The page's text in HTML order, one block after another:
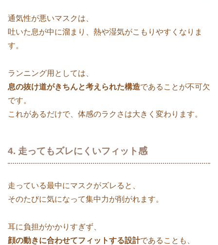
通気性が悪いマスクは、
吐いた息が中に溜まり、熱や湿気がこもりやすくなりま
す。
ランニング用としては、
息の抜け道がきちんと考えられた構造であることが不可欠
です。
これがあるだけで、体感のラクさは大きく変わります。
4. 走ってもズレにくいフィット感
走っている最中にマスクがズレると、
そのたびに気になって集中力が削がれます。
耳に負担がかかりすぎず、
顔の動きに合わせてフィットする設計であることも、